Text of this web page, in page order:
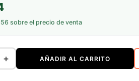
sobre el precio de venta
+ AÑADIR AL CARRITO